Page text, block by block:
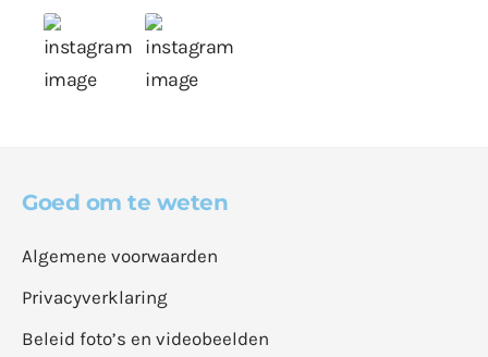
Goed om te weten
Algemene voorwaarden
Privacyverklaring
Beleid foto’s en videobeelden